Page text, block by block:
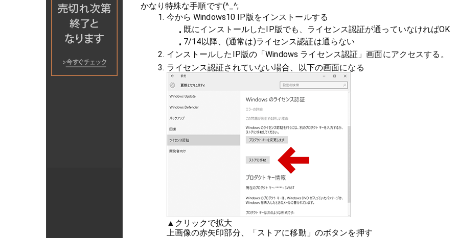
かなり特殊な手順です(^_^;
今から Windows10 IP版をインストールする
既にインストールしたIP版でも、ライセンス認証が通っていなければOK
7/14以降、(通常は)ライセンス認証は通らない
インストールしたIP版の「Windows ライセンス認証」画面にアクセスする。
ライセンス認証されていない場合、以下の画面になる
▲クリックで拡大
上画像の赤矢印部分、「ストアに移動」のボタンを押す